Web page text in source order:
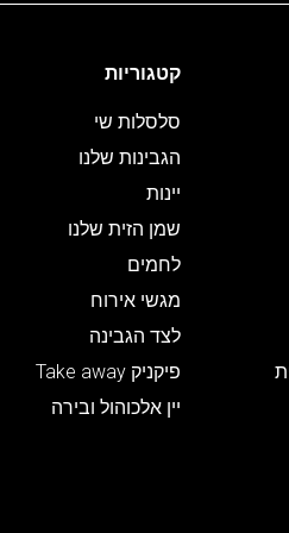
קטגוריות
סלסלות שי
הגבינות שלנו
יינות
שמן הזית שלנו
לחמים
מגשי אירוח
לצד הגבינה
פיקניק Take away
יין אלכוהול ובירה